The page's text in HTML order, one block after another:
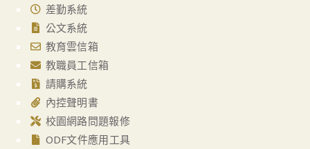
差勤系統
公文系統
教育雲信箱
教職員工信箱
請購系統
內控聲明書
校園網路問題報修
ODF文件應用工具